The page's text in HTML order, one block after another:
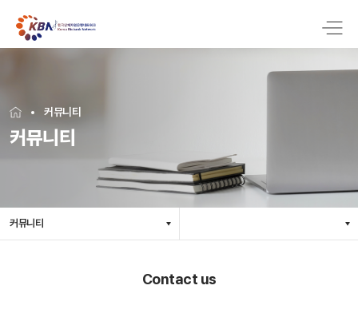
커뮤니티
커뮤니티
커뮤니티
Contact us